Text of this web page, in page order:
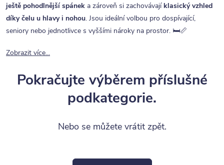
ještě pohodlnější spánek a zároveň si zachovávají klasický vzhled
díky čelu u hlavy i nohou. Jsou ideální volbou pro dospívající,
seniory nebo jednotlivce s vyššími nároky na prostor. 🛏️📏
Zobrazit více...
Pokračujte výběrem příslušné
podkategorie.
Nebo se můžete vrátit zpět.